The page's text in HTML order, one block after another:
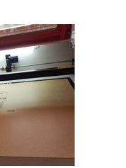
corte, esse equipamento